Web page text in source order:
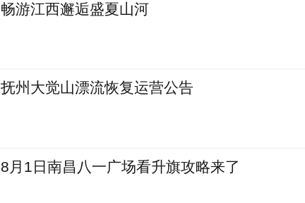
畅游江西邂逅盛夏山河
抚州大觉山漂流恢复运营公告
8月1日南昌八一广场看升旗攻略来了